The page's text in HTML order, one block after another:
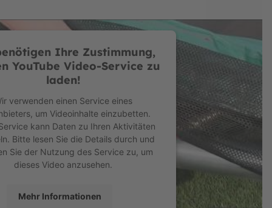
10 mm dick ist.
ist.
befestigt und verhindert, dass Objekte in
des Sicherheitsnetzes auf den Beinen des
Ihre Zustimmung,
YouTube Video-Service zu
laden!
verwenden einen Service eines
um Videoinhalte einzubetten.
kann Daten zu Ihren Aktivitäten
Bitte lesen Sie die Details durch und
Sie der Nutzung des Service zu, um
dieses Video anzusehen.
Mehr Informationen